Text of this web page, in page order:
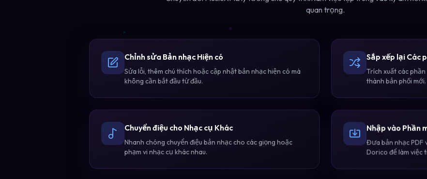
quan trọng.
Chỉnh sửa Bản nhạc Hiện có
Sửa lỗi, thêm chú thích hoặc cập nhật bản nhạc hiện có mà
không cần bắt đầu từ đầu.
Sắp xếp lại Các
Trích xuất các
thành bản phối mới.
Chuyển điệu cho Nhạc cụ Khác
Nhanh chóng chuyển điệu bản nhạc cho các giọng hoặc
phạm vi nhạc cụ khác nhau.
Nhập vào Phần
Đưa bản nhạc PDF
Dorico để làm việc